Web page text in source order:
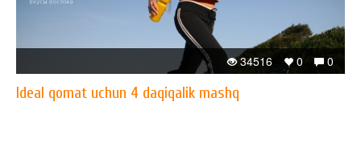
0
0
34516
Ideal qomat uchun 4 daqiqalik mashq